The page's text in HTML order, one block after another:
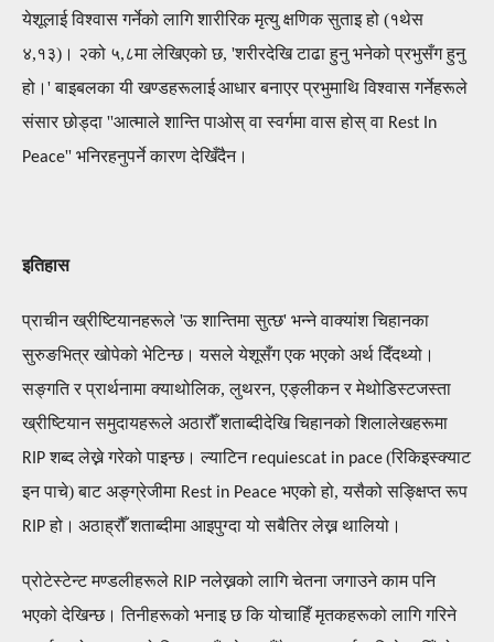
येशूलाई विश्वास गर्नेको लागि शारीरिक मृत्यु क्षणिक सुताइ हो (१थेस
४,१३)। २को ५,८मा लेखिएको छ, 'शरीरदेखि टाढा हुनु भनेको प्रभुसँग हुनु
हो।'बाइबलका यी खण्डहरूलाईआधार बनाएरप्रभुमाथिविश्वास गर्नेहरूले
संसार छोड्दा ''आत्माले शान्ति पाओस् वा स्वर्गमा वास होस् वा Rest In
Peace'' भनिरहनुपर्ने कारण देखिँदैन।
इतिहास
प्राचीन ख्रीष्टियानहरूले 'ऊ शान्तिमा सुत्छ' भन्ने वाक्यांशचिहानका
सुरुङभित्र खोपेको भेटिन्छ।यसलेयेशूसँग एक भएको अर्थदिँदथ्यो।
सङ्गति र प्रार्थनामा क्याथोलिक, लुथरन, एङ्लीकन र मेथोडिस्टजस्ता
ख्रीष्टियान समुदायहरूले अठारौँ शताब्दीदेखि चिहानको शिलालेखहरूमा
RIPशब्दलेख्ने गरेको पाइन्छ।ल्याटिन requiescat in pace(रिकिइस्क्याट
इन पाचे)बाटअङ्ग्रेजीमा Rest in Peace भएको हो, यसैको सङ्क्षिप्त रूप
RIPहो। अठाह्रौँ शताब्दीमा आइपुग्दा यो सबैतिर लेख्न थालियो।
प्रोटेस्टेन्ट मण्डलीहरूले RIPनलेख्नको लागि चेतना जगाउने काम पनि
भएको देखिन्छ।तिनीहरूको भनाइ छ कि योचाहिँ मृतकहरूको लागि गरिने